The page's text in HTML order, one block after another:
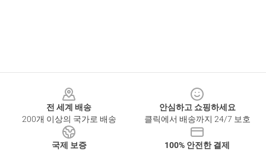
전 세계 배송
200개 이상의 국가로 배송
안심하고 쇼핑하세요
클릭에서 배송까지 24/7 보호
국제 보증
100% 안전한 결제